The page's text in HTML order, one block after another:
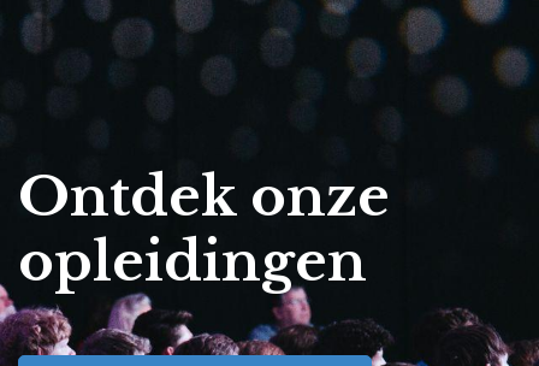
Ontdek onze
opleidingen